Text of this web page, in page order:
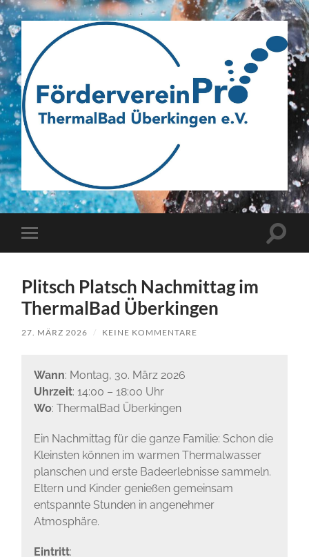
Webseite
des
Fördervereins
Menü
Plitsch Platsch Nachmittag im
ThermalBad Überkingen
27. MÄRZ 2026 / KEINE KOMMENTARE
Wann: Montag, 30. März 2026
Uhrzeit: 14:00 – 18:00 Uhr
Wo: ThermalBad Überkingen
Ein Nachmittag für die ganze Familie: Schon die
Kleinsten können im warmen Thermalwasser
planschen und erste Badeerlebnisse sammeln.
Eltern und Kinder genießen gemeinsam
entspannte Stunden in angenehmer
Atmosphäre.
Eintritt: